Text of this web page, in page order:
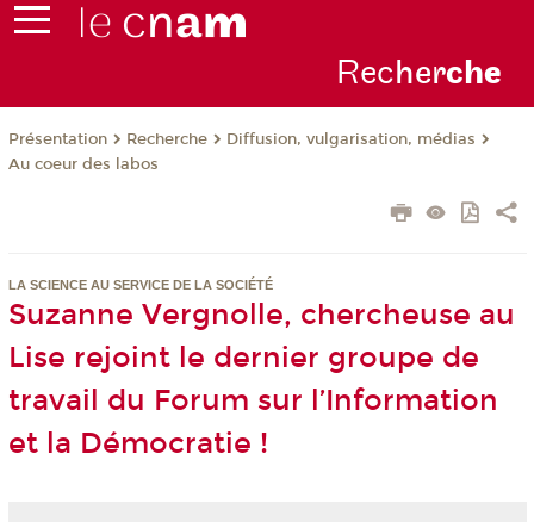
Recherche
Présentation Recherche
Diffusion, vulgarisation, médias
Au coeur des labos
LA SCIENCE AU SERVICE DE LA SOCIÉTÉ
Suzanne Vergnolle, chercheuse au
Lise rejoint le dernier groupe de
travail du Forum sur l’Information
et la Démocratie !